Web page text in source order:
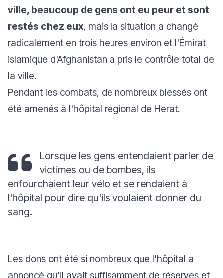
ville, beaucoup de gens ont eu peur et sont
restés chez eux, mais la situation a changé
radicalement en trois heures environ et l'Émirat
islamique d'Afghanistan a pris le contrôle total de
la ville.
Pendant les combats, de nombreux blessés ont
été amenés à l'hôpital régional de Herat.
Lorsque les gens entendaient parler de
victimes ou de bombes, ils
enfourchaient leur vélo et se rendaient à
l'hôpital pour dire qu'ils voulaient donner du
sang.
Les dons ont été si nombreux que l'hôpital a
annoncé qu'il avait suffisamment de réserves et